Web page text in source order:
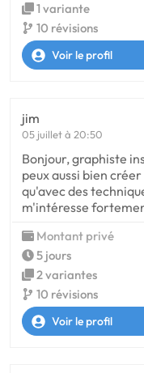
1 variante
10 révisions
Voir le profil
jim
05 juillet à 20:50
Bonjour, graphiste
peux aussi bien
qu'avec des
m'intéresse
Montant privé
5 jours
2 variantes
10 révisions
Voir le profil